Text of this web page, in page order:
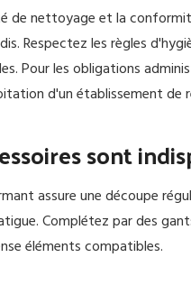
de nettoyage et la
Respectez les règles
Pour les obligations
d'un établissement de
sont
assure une découpe
Complétez par des
éléments compatibles.